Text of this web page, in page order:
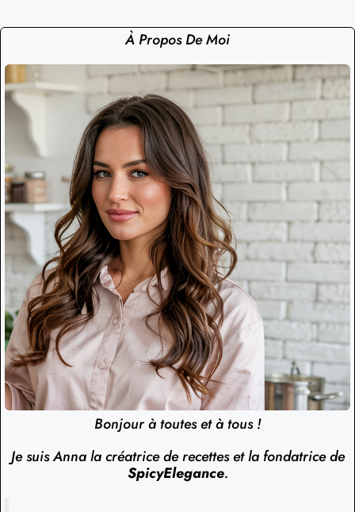
À Propos De Moi
Bonjour à toutes et à tous !
Je suis Anna la créatrice de recettes et la fondatrice de
SpicyElegance.